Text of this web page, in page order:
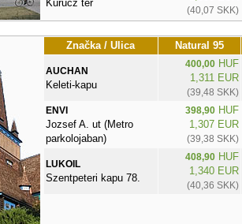
Kurucz ter
(40,07 SKK)
Značka / Ulica Natural 95
AUCHAN
Keleti-kapu
400,00HUF
1,311 EUR
(39,48 SKK)
ENVI
Jozsef A. ut (Metro
parkolojaban)
398,90HUF
1,307 EUR
(39,38 SKK)
LUKOIL
Szentpeteri kapu 78.
408,90HUF
1,340 EUR
(40,36 SKK)